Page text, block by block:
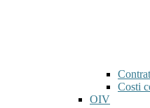
Costi
OIV